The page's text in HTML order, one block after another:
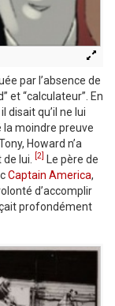
par l’absence de
et “calculateur”. En
disait qu’il ne lui
la moindre preuve
Howard n’a
lui.
[2]
Le père de
Captain America,
d’accomplir
profondément